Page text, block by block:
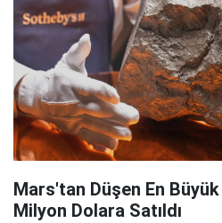
Mars'tan Düşen En
Milyon Dolara Satıldı